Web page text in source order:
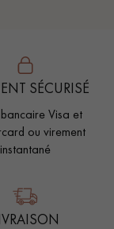
SÉCURISÉ
Visa et
ou virement
instantané